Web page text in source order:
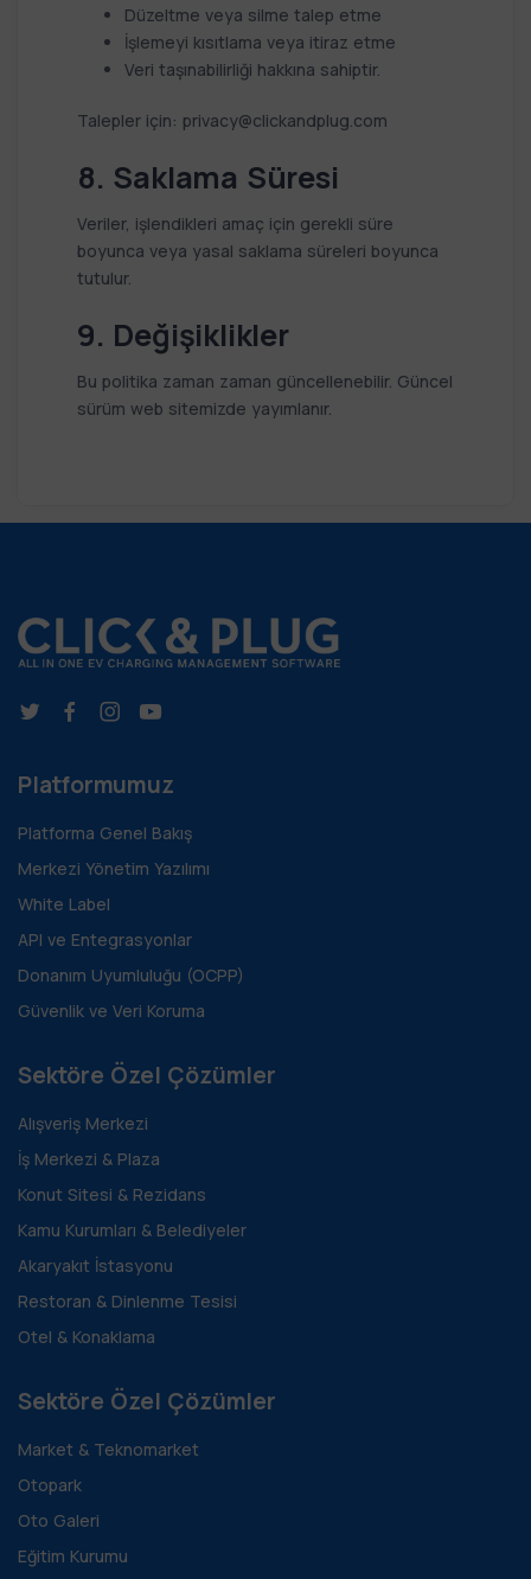
Düzeltme veya silme talep etme
İşlemeyi kısıtlama veya itiraz etme
Veri taşınabilirliği hakkına sahiptir.
Talepler için: privacy@clickandplug.com
8. Saklama Süresi
Veriler, işlendikleri amaç için gerekli süre
boyunca veya yasal saklama süreleri boyunca
tutulur.
9. Değişiklikler
Bu politika zaman zaman güncellenebilir. Güncel
sürüm web sitemizde yayımlanır.
Platformumuz
Platforma Genel Bakış
Merkezi Yönetim Yazılımı
White Label
API ve Entegrasyonlar
Donanım Uyumluluğu (OCPP)
Güvenlik ve Veri Koruma
Sektöre Özel Çözümler
Alışveriş Merkezi
İş Merkezi & Plaza
Konut Sitesi & Rezidans
Kamu Kurumları & Belediyeler
Akaryakıt İstasyonu
Restoran & Dinlenme Tesisi
Otel & Konaklama
Sektöre Özel Çözümler
Market & Teknomarket
Otopark
Oto Galeri
Eğitim Kurumu